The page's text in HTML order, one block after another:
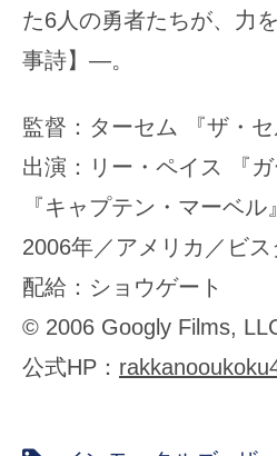
た6人の勇者たちが、力
事詩】―。
監督：ターセム 『ザ・セ
出演：リー・ペイス 『
『キャプテン・マーベ
2006年／アメリカ／ビ
配給：ショウゲート
© 2006 Googly Films,
公式HP：